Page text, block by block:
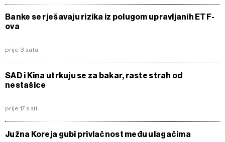
Banke se rješavaju rizika iz polugom upravljanih ETF-
ova
prije 3 sata
SAD i Kina utrkuju se za bakar, raste strah od
nestašice
prije 17 sati
Južna Koreja gubi privlačnost među ulagačima